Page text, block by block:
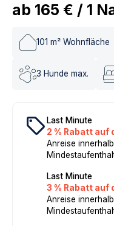
ab 165 € / 1
101 m² Wohnfläche
3 Hunde max.
local_offer Last Minute
2 % Rabatt auf
Anreise
Last Minute
3 % Rabatt auf
Anreise